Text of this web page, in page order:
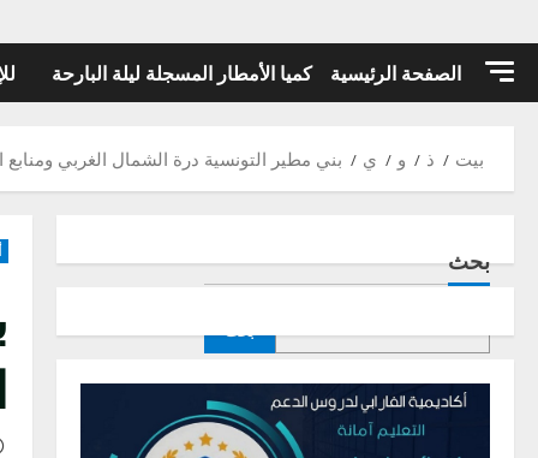
الصفحة الرئيسية كميا الأمطار المسجلة ليلة البارحة
بيت ذ و ي بني مطير التونسية درة الشمال الغربي ومنابع
بحث
بحث